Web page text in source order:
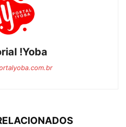
!Yoba